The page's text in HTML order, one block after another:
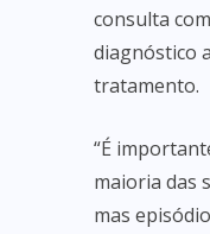
consulta
diagnóstico
tratamento.
“É
maioria das
mas